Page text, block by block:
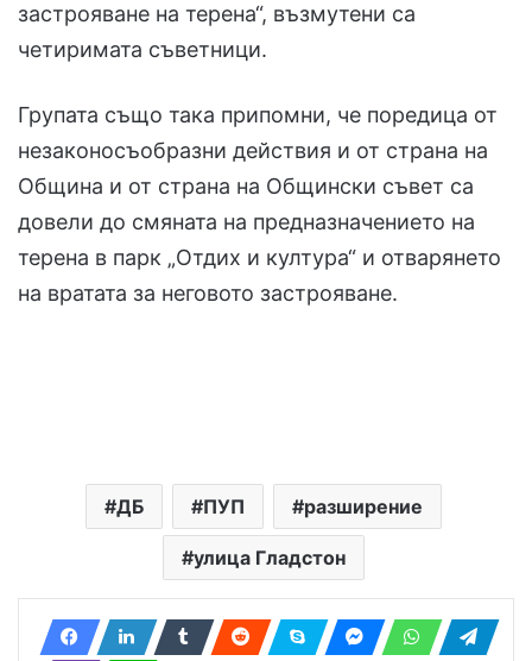
застрояване на терена“, възмутени са
четиримата съветници.
Групата също така припомни, че поредица от
незаконосъобразни действия и от страна на
Община и от страна на Общински съвет са
довели до смяната на предназначението на
терена в парк „Отдих и култура“ и отварянето
на вратата за неговото застрояване.
ДБ ПУП разширение
улица Гладстон